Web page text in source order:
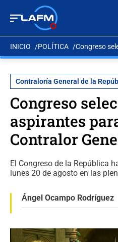
INICIO POLÍTICA Congreso
Contraloría General de la
Congreso
aspirantes
Contralor
El Congreso de la República
lunes 20 de agosto en las
Ángel Ocampo Rodríguez